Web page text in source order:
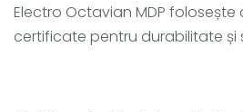
Electro Octavian MDP
certificate pentru durabilitate și